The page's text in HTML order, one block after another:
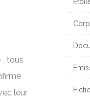
, tous
leur